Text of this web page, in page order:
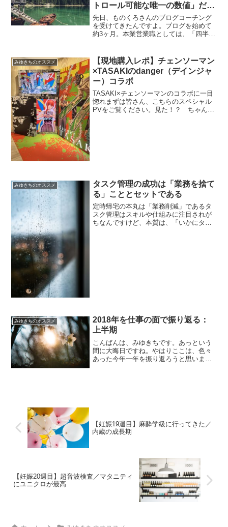
トロール可能な唯一の数値」だか
ら
先日、ものくろさんのブログコーチング
を受けてきたんですよ。ブログを始めて
約3ヶ月。本業営業職としては、「四半期
行いたい。」と思う時期だったので、個
人コーチングを申し込ん...
みゆきちのオススメ
【現地購入レポ】チェンソーマン
×TASAKIのdanger（デインジャ
ー）コラボ
TASAKI×チェンソーマンのコラボに一目
惚れまずは皆さん、こちらのスペシャル
PVをご覧ください。見た！？ ちゃんと
みゆきちのオススメ
タスク管理の成功は「業務を捨て
る」こととセットである
定時帰宅の本丸は「業務削減」であるタ
スク管理はスキルや仕組みに注目されが
ちなんですけど、本質は、「いかにタス
みゆきちのオススメ
2018年を仕事の面で振り返る：
上半期
こんばんは、みゆきちです。あっという
間に大晦日ですね。やはりここは、色々
あった今年一年を振り返ろうと思いま
【妊娠19週目】麻酔学級に行ってきた／
内蔵の成長期
【妊娠20週目】超音波検査／マタニティ
にユニクロが最高